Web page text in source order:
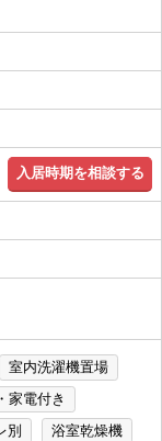
入居時期を相談する
室内洗濯機置場
家電付き
別
浴室乾燥機